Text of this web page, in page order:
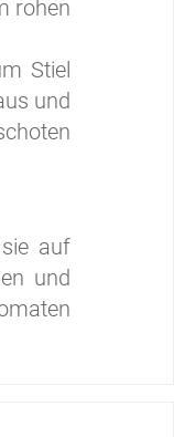
rohen
Stiel
und
auf
und